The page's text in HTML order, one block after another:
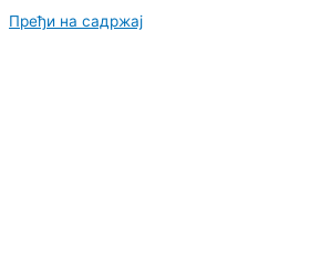
Пређи на садржај